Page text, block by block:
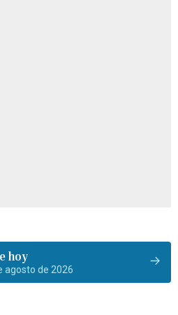
hoy
agosto de 2026